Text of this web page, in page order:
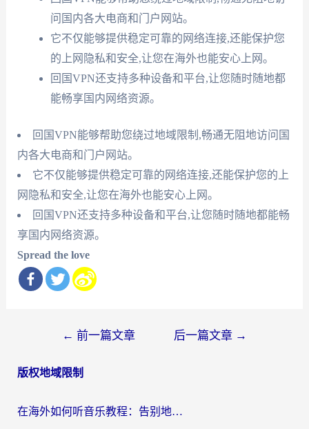
问国内各大电商和门户网站。
它不仅能够提供稳定可靠的网络连接,还能保护您
的上网隐私和安全,让您在海外也能安心上网。
回国VPN还支持多种设备和平台,让您随时随地都
能畅享国内网络资源。
回国VPN能够帮助您绕过地域限制,畅通无阻地访问国
内各大电商和门户网站。
它不仅能够提供稳定可靠的网络连接,还能保护您的上
网隐私和安全,让您在海外也能安心上网。
回国VPN还支持多种设备和平台,让您随时随地都能畅
享国内网络资源。
Spread the love
导
← 前一篇文章 后一篇文章 →
版权地域限制
在海外如何听音乐教程：告别地域限制，随时听见国内的声音